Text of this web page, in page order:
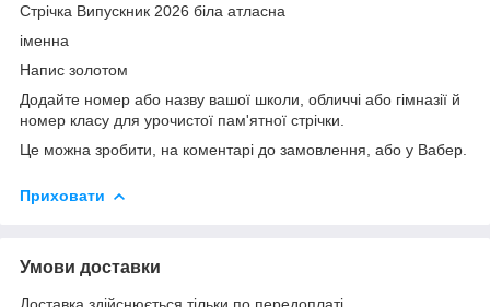
Стрічка Випускник 2026 біла атласна
іменна
Напис золотом
Додайте номер або назву вашої школи, обличчі або гімназії й
номер класу для урочистої пам'ятної стрічки.
Це можна зробити, на коментарі до замовлення, або у Вабер.
Приховати
Умови доставки
Доставка здійснюється тільки по передоплаті.